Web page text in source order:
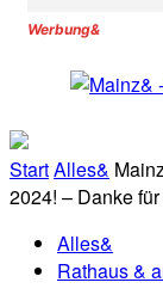
Werbung&
StartAlles&
2024! – Danke
Alles&
Rathaus &